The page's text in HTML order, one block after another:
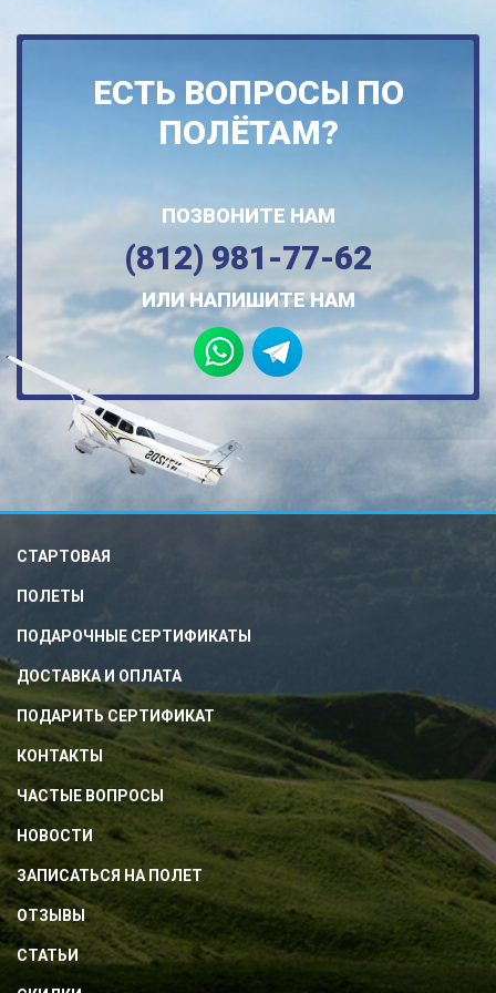
ЕСТЬ ВОПРОСЫ ПО
ПОЛЁТАМ?
ПОЗВОНИТЕ НАМ
(812) 981-77-62
ИЛИ НАПИШИТЕ НАМ
СТАРТОВАЯ
ПОЛЕТЫ
ПОДАРОЧНЫЕ СЕРТИФИКАТЫ
ДОСТАВКА И ОПЛАТА
ПОДАРИТЬ СЕРТИФИКАТ
КОНТАКТЫ
ЧАСТЫЕ ВОПРОСЫ
НОВОСТИ
ЗАПИСАТЬСЯ НА ПОЛЕТ
ОТЗЫВЫ
СТАТЬИ